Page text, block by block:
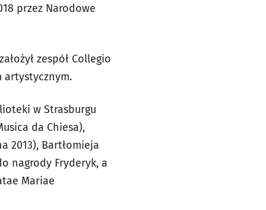
przez Narodowe
zespół Collegio
artystycznym.
w Strasburgu
da Chiesa),
2013), Bartłomieja
nagrody Fryderyk, a
Mariae